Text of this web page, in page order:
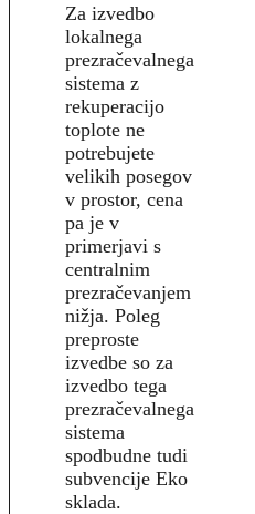
Za izvedbo
lokalnega
prezračevalnega
sistema z
rekuperacijo
toplote ne
potrebujete
velikih posegov
v prostor, cena
pa je v
primerjavi s
centralnim
prezračevanjem
nižja. Poleg
preproste
izvedbe so za
izvedbo tega
prezračevalnega
sistema
spodbudne tudi
subvencije Eko
sklada.